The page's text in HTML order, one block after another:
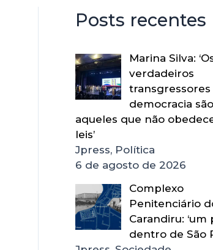
Posts recentes
Marina Silva:
verdadeiros
transgressores
democracia são
aqueles que não
leis’
Jpress, Política
6 de agosto de 2026
Complexo
Penitenciário
Carandiru: ‘um
dentro de São